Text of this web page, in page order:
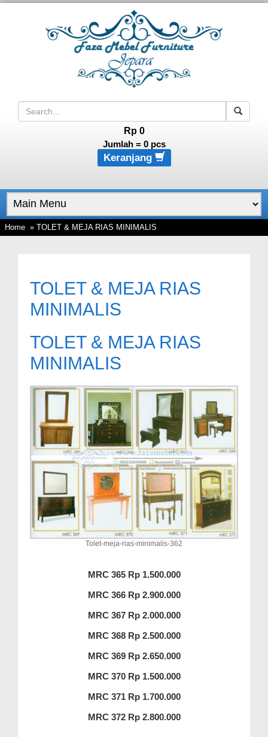
Rp 0
Jumlah = 0pcs
Keranjang
Home » TOLET & MEJA RIAS MINIMALIS
TOLET & MEJA RIAS
MINIMALIS
TOLET & MEJA RIAS
MINIMALIS
Tolet-meja-rias-minimalis-362
MRC 365 Rp 1.500.000
MRC 366 Rp 2.900.000
MRC 367 Rp 2.000.000
MRC 368 Rp 2.500.000
MRC 369 Rp 2.650.000
MRC 370 Rp 1.500.000
MRC 371 Rp 1.700.000
MRC 372 Rp 2.800.000